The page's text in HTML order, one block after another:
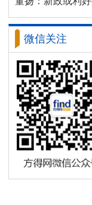
微信关注